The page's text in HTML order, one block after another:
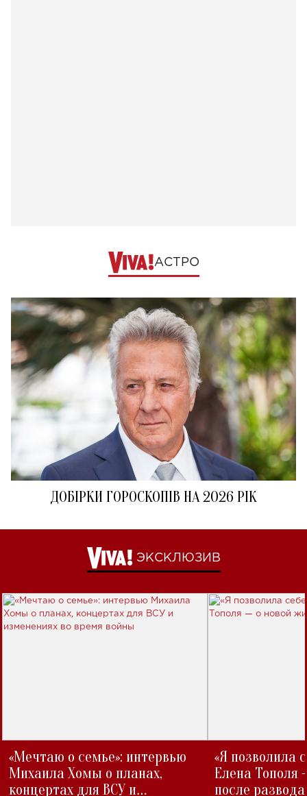
АСТРО
ДОБІРКИ ГОРОСКОПІВ НА 2026 РІК
ЭКСКЛЮЗИВ
«Мечтаю о семье»: интервью
Михаила Хомы о планах,
концертах для ВСУ и
«Я позволила
Елена Тополя
после развода